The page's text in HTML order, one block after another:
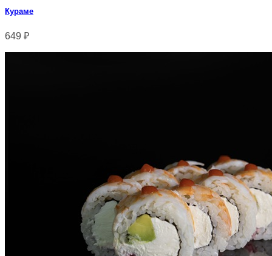
Кураме
649 ₽